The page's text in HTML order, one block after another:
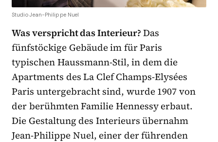
Studio Jean-Philippe Nuel
Was verspricht das Interieur?Das
fünfstöckige Gebäude im für Paris
typischen Haussmann-Stil, in dem die
Apartments des La Clef Champs-Elysées
Paris untergebracht sind, wurde 1907 von
der berühmten Familie Hennessy erbaut.
Die Gestaltung des Interieurs übernahm
Jean-Philippe Nuel, einer der führenden